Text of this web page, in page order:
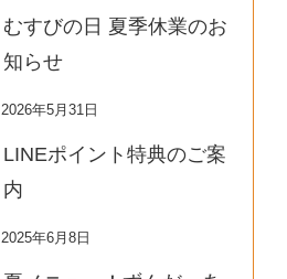
むすびの日 夏季休業のお
知らせ
2026年5月31日
LINEポイント特典のご案
内
2025年6月8日